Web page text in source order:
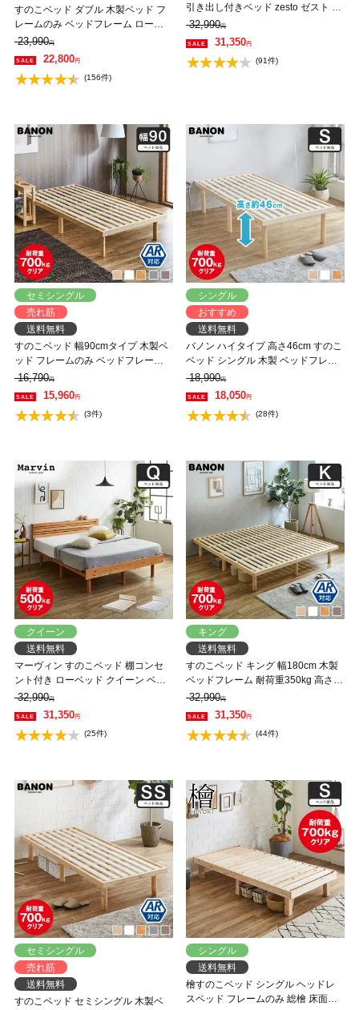
すのこベッド ダブル 木製ベッド フ
レームのみ ベッドフレーム ローベ
ッド 高さ調整 組立簡単 ヘッドレス
一人暮らし 北欧 低ホルムアルデヒ
ド バノン【AR】 【大型家具配送】
23,990円
22,800円
(156件)
引き出し付きベッド zesto ゼスト ク
イーン USBポート コンセント クィ
ーン すのこベッド 木製ベッド
【AR】【z有料組立】
32,990円
31,350円
(91件)
セミシングル
売れ筋
送料無料
すのこベッド 幅90cmタイプ 木製ベ
ッド フレームのみ ベッドフレーム
ローベッド 高さ調整 組立簡単 ヘッ
ドレス 一人暮らし 北欧 低ホルムア
ルデヒド バノン【AR】
16,790円
15,960円
(3件)
シングル
おすすめ
送料無料
バノン ハイタイプ 高さ46cm すのこ
ベッド シングル 木製 ベッドフレー
ム 耐荷重350kg 組立簡単 低ホルム
アルデヒド
18,990円
18,050円
(28件)
クイーン
送料無料
マーヴィン すのこベッド 棚コンセ
ント付き ローベッド クイーン ベッ
ドフレーム 木製 頑丈 耐荷重500kg
クリア 高さ3段階 低ホルムアルデヒ
ド 【大型家具配送】
32,990円
31,350円
(25件)
キング
送料無料
すのこベッド キング 幅180cm 木製
ベッドフレーム 耐荷重350kg 高さ4
段階 低ホルムアルデヒド バノン
【AR】 【大型家具配送】
32,990円
31,350円
(44件)
セミシングル
売れ筋
送料無料
すのこベッド セミシングル 木製ベ
シングル
送料無料
檜すのこベッド シングル ヘッドレ
スベッド フレームのみ 総檜 床面高